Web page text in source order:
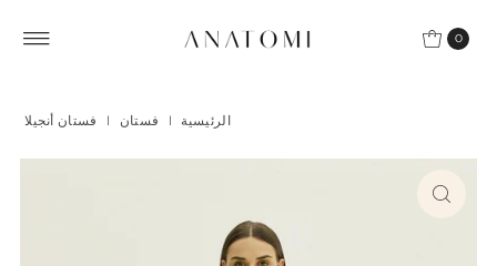
0
الرئيسية | فستان | فستان أنجيلا